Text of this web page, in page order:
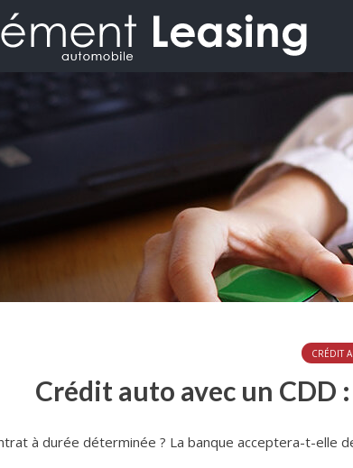
CRÉDIT
Crédit auto avec un
à durée déterminée ? La banque acceptera-t-elle